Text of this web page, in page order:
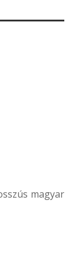
magyar